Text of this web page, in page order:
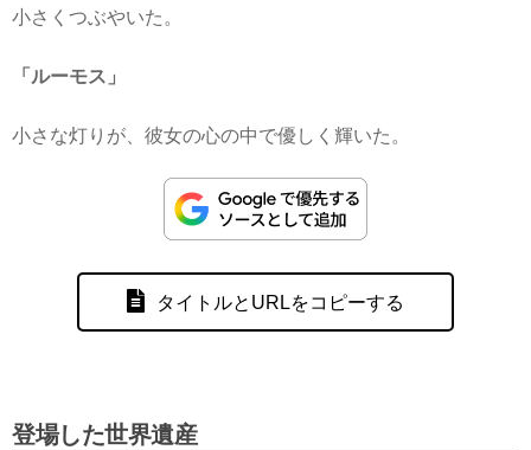
小さくつぶやいた。
「ルーモス」
小さな灯りが、彼女の心の中で優しく輝いた。
タイトルとURLをコピーする
登場した世界遺産